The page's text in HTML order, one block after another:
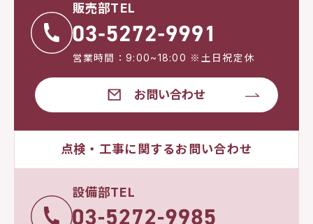
販売部TEL
営業時間：9:00~18:00 ※土日祝定休
お問い合わせ
点検・工事に関するお問い合わせ
設備部TEL